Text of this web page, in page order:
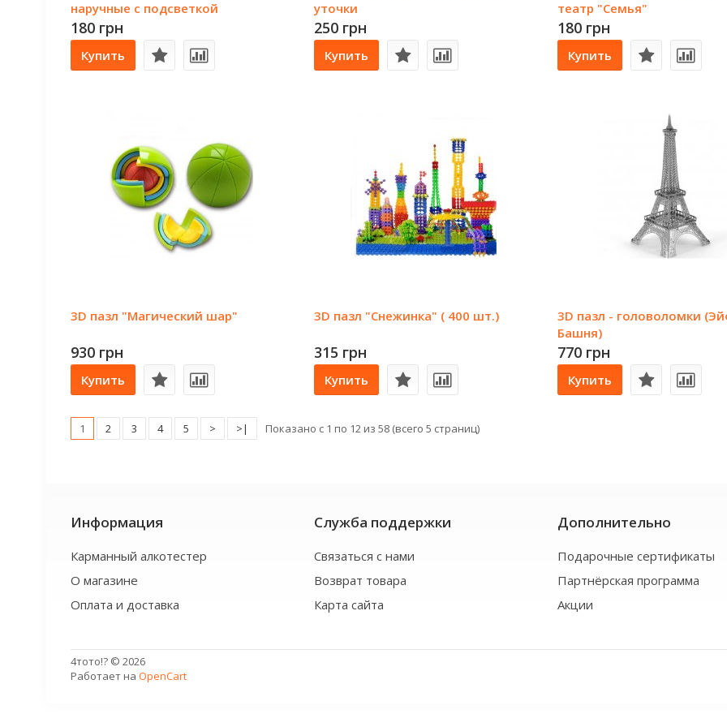
наручные с подсветкой
180 грн
Купить
уточки
250 грн
Купить
театр "Семья"
180 грн
Купить
3D пазл "Магический шар"
930 грн
Купить
3D пазл "Снежинка" ( 400 шт.)
315 грн
Купить
3D пазл - головоломки
Башня)
770 грн
Купить
1 2 3 4 5 > >| Показано с 1 по 12 из 58 (всего 5 страниц)
Информация
Карманный алкотестер
О магазине
Оплата и доставка
Служба поддержки
Связаться с нами
Возврат товара
Карта сайта
Дополнительно
Подарочные сертификаты
Партнёрская программа
Акции
4тото!? © 2026
Работает на OpenCart